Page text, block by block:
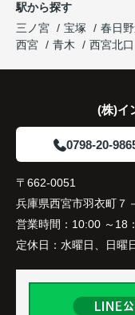
と大変喜ば
住み替え後
家族全員に
駅から探す
三ノ宮
宝塚 春日
西宮
青木 西宮北口
(株)イ
0798-20-
〒662-0051
兵庫県西宮市羽衣町７
営業時間： 10:00 ～18
定休日： 水曜日、日曜